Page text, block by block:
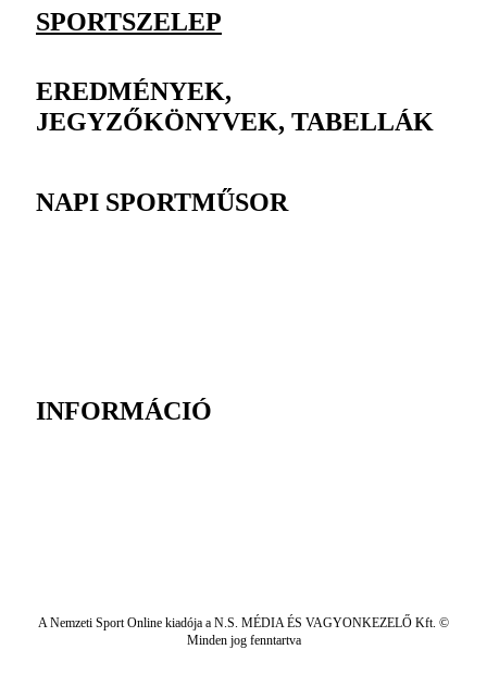
SPORTSZELEP
EREDMÉNYEK,
JEGYZŐKÖNYVEK, TABELLÁK
NAPI SPORTMŰSOR
INFORMÁCIÓ
A Nemzeti Sport Online kiadója a N.S. MÉDIA ÉS VAGYONKEZELŐ Kft. ©
Minden jog fenntartva